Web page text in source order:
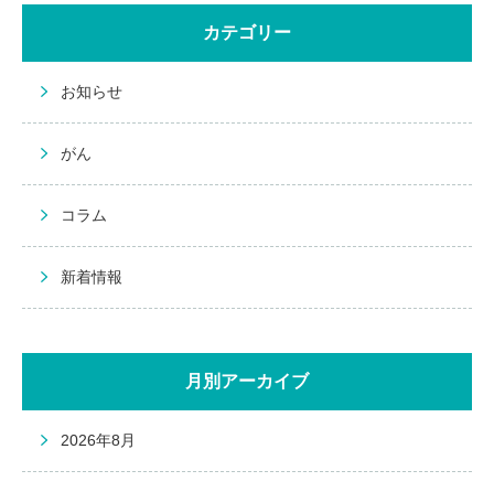
カテゴリー
お知らせ
がん
コラム
新着情報
月別アーカイブ
2026年8月